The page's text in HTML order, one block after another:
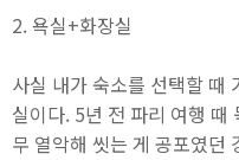
2. 욕실+화장실
사실 내가 숙소를 선택할 때
실이다. 5년 전 파리 여행 때
무 열악해 씻는 게 공포였던